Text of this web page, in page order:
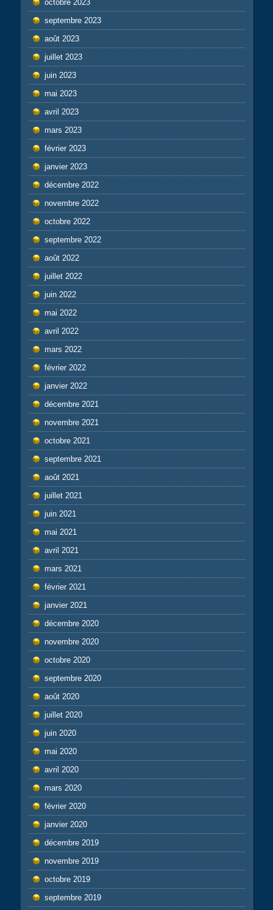
octobre 2023
septembre 2023
août 2023
juillet 2023
juin 2023
mai 2023
avril 2023
mars 2023
février 2023
janvier 2023
décembre 2022
novembre 2022
octobre 2022
septembre 2022
août 2022
juillet 2022
juin 2022
mai 2022
avril 2022
mars 2022
février 2022
janvier 2022
décembre 2021
novembre 2021
octobre 2021
septembre 2021
août 2021
juillet 2021
juin 2021
mai 2021
avril 2021
mars 2021
février 2021
janvier 2021
décembre 2020
novembre 2020
octobre 2020
septembre 2020
août 2020
juillet 2020
juin 2020
mai 2020
avril 2020
mars 2020
février 2020
janvier 2020
décembre 2019
novembre 2019
octobre 2019
septembre 2019